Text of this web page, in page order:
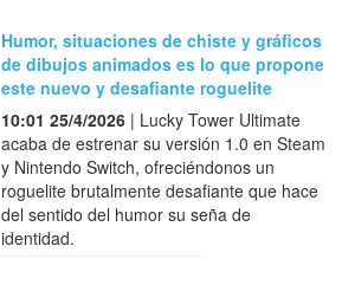
Humor, situaciones de chiste y gráficos
de dibujos animados es lo que propone
este nuevo y desafiante roguelite
10:01 25/4/2026 | Lucky Tower Ultimate
acaba de estrenar su versión 1.0 en Steam
y Nintendo Switch, ofreciéndonos un
roguelite brutalmente desafiante que hace
del sentido del humor su seña de
identidad.